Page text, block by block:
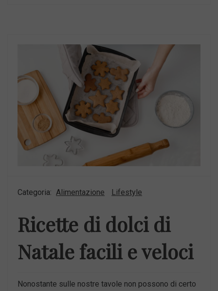
Categoria: Alimentazione Lifestyle
Ricette di dolci di
Natale facili e veloci
Nonostante sulle nostre tavole non possono di certo